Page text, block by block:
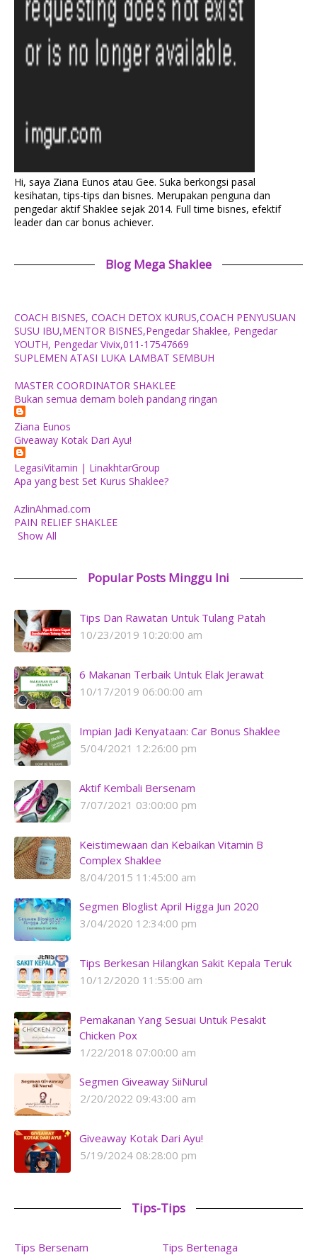
Hi, saya Ziana Eunos atau Gee. Suka berkongsi pasal
kesihatan, tips-tips dan bisnes. Merupakan penguna dan
pengedar aktif Shaklee sejak 2014. Full time bisnes, efektif
leader dan car bonus achiever.
Blog Mega Shaklee
COACH BISNES, COACH DETOX KURUS,COACH PENYUSUAN
SUSU IBU,MENTOR BISNES,Pengedar Shaklee, Pengedar
YOUTH, Pengedar Vivix,011-17547669
SUPLEMEN ATASI LUKA LAMBAT SEMBUH
MASTER COORDINATOR SHAKLEE
Bukan semua demam boleh pandang ringan
Ziana Eunos
Giveaway Kotak Dari Ayu!
LegasiVitamin | LinakhtarGroup
Apa yang best Set Kurus Shaklee?
AzlinAhmad.com
PAIN RELIEF SHAKLEE
Show All
Popular Posts Minggu Ini
Tips Dan Rawatan Untuk Tulang Patah
10/23/2019 10:20:00 am
6 Makanan Terbaik Untuk Elak Jerawat
10/17/2019 06:00:00 am
Impian Jadi Kenyataan: Car Bonus Shaklee
5/04/2021 12:26:00 pm
Aktif Kembali Bersenam
7/07/2021 03:00:00 pm
Keistimewaan dan Kebaikan Vitamin B
Complex Shaklee
8/04/2015 11:45:00 am
Segmen Bloglist April Higga Jun 2020
3/04/2020 12:34:00 pm
Tips Berkesan Hilangkan Sakit Kepala Teruk
10/12/2020 11:55:00 am
Pemakanan Yang Sesuai Untuk Pesakit
Chicken Pox
1/22/2018 07:00:00 am
Segmen Giveaway SiiNurul
2/20/2022 09:43:00 am
Giveaway Kotak Dari Ayu!
5/19/2024 08:28:00 pm
Tips-Tips
Tips Bersenam
Tips Bertenaga